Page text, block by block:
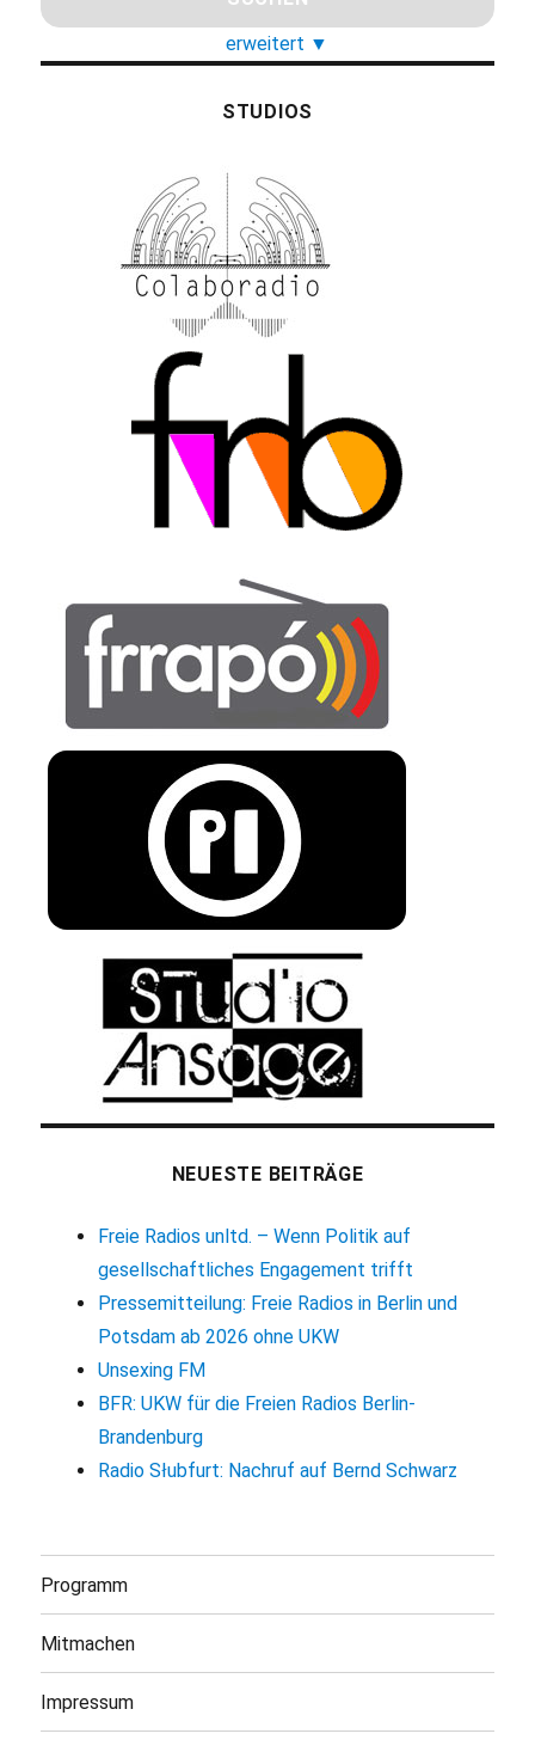
erweitert ▼
STUDIOS
NEUESTE BEITRÄGE
Freie Radios unltd. – Wenn Politik auf
gesellschaftliches Engagement trifft
Pressemitteilung: Freie Radios in Berlin und
Potsdam ab 2026 ohne UKW
Unsexing FM
BFR: UKW für die Freien Radios Berlin-
Brandenburg
Radio Słubfurt: Nachruf auf Bernd Schwarz
Programm
Mitmachen
Impressum